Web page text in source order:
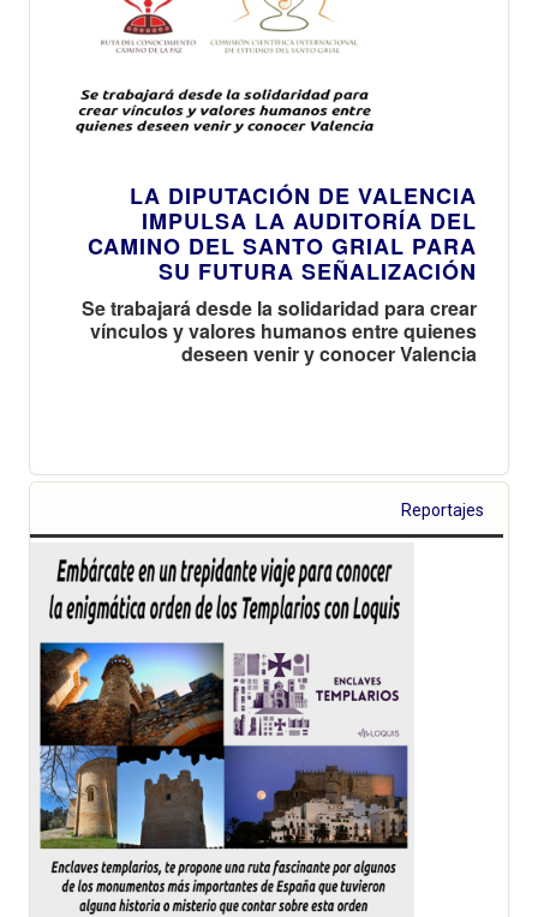
LA DIPUTACIÓN DE VALENCIA
IMPULSA LA AUDITORÍA DEL
CAMINO DEL SANTO GRIAL PARA
SU FUTURA SEÑALIZACIÓN
Se trabajará desde la solidaridad para crear
vínculos y valores humanos entre quienes
deseen venir y conocer Valencia
Reportajes